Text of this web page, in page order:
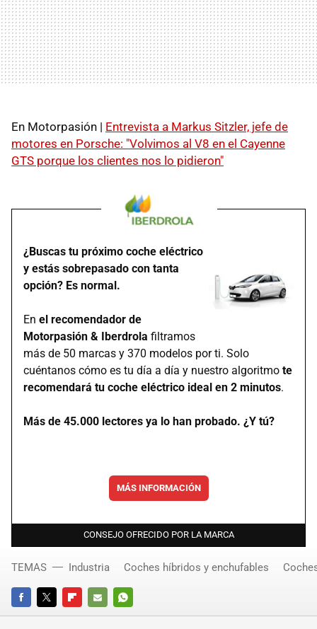
En Motorpasión | Entrevista a Markus Sitzler, jefe de
motores en Porsche: "Volvimos al V8 en el Cayenne
GTS porque los clientes nos lo pidieron"
¿Buscas tu próximo coche eléctrico
y estás sobrepasado con tanta
opción? Es normal.
En el recomendador de
Motorpasión & Iberdrola filtramos
más de 50 marcas y 370 modelos por ti. Solo
cuéntanos cómo es tu día a día y nuestro algoritmo te
recomendará tu coche eléctrico ideal en 2 minutos.
Más de 45.000 lectores ya lo han probado. ¿Y tú?
MÁS INFORMACIÓN
CONSEJO OFRECIDO POR LA MARCA
FACEBOOKTWITTERFLIPBOARD
E-
WHATSAPP
TEMAS Industria Coches híbridos y enchufables